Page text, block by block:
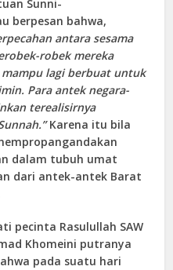
Sunni-
berpesan bahwa,
antara sesama
robek mereka
lagi berbuat untuk
Para antek negara-
terealisirnya
Karena itu bila
dalam tubuh umat
dari antek-antek Barat
pecinta Rasulullah SAW
Khomeini putranya
pada suatu hari